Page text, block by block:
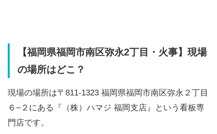
【福岡県福岡市南区弥永2丁目・火事】現場
の場所はどこ？
現場の場所は〒811-1323 福岡県福岡市南区弥永２丁目
６−２にある『（株）ハマジ 福岡支店』という看板専
門店です。